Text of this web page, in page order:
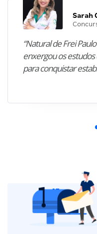
Sarah
“Natural de Frei
enxergou os
para conquistar